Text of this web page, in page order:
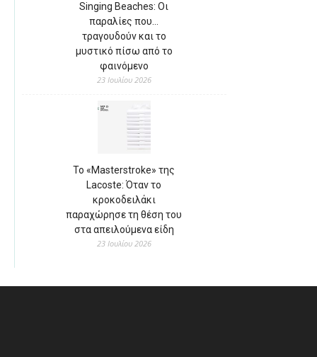
Singing Beaches: Οι
παραλίες που…
τραγουδούν και το
μυστικό πίσω από το
φαινόμενο
23 Ιουλίου 2026
Το «Masterstroke» της
Lacoste: Όταν το
κροκοδειλάκι
παραχώρησε τη θέση του
στα απειλούμενα είδη
23 Ιουλίου 2026